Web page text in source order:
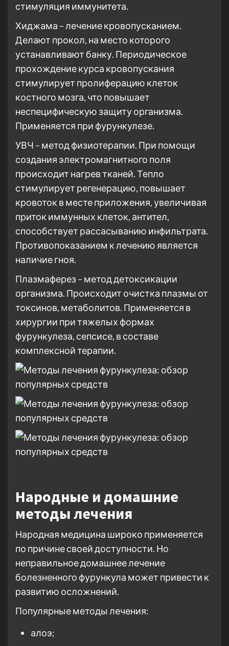
стимуляция иммунитета.
Хиджама – лечение кровопусканием.
Делают прокол, на место которого
устанавливают банку. Периодическое
прохождение курса кровопускания
стимулирует пролиферацию клеток
костного мозга, что повышает
неспецифическую защиту организма.
Применяется при фурункулезе.
УВЧ – метод физиотерапии. При помощи
создания электромагнитного поля
происходит нагрев тканей. Тепло
стимулирует регенерацию, повышает
кровоток в месте приложения, увеличивая
приток иммунных клеток, антител,
способствует рассасыванию инфильтрата.
Противопоказанием к лечению является
наличие гноя.
Плазмаферез – метод детоксикации
организма. Происходит очистка плазмы от
токсинов, метаболитов. Применяется в
хирургии при тяжелых формах
фурункулеза, сепсисе, в составе
комплексной терапии.
Народные и домашние
методы лечения
Народная медицина широко применяется
по причине своей доступности. Но
неправильное домашнее лечение
болезненного фурункула может привести к
развитию осложнений.
Популярные методы лечения:
алоэ;